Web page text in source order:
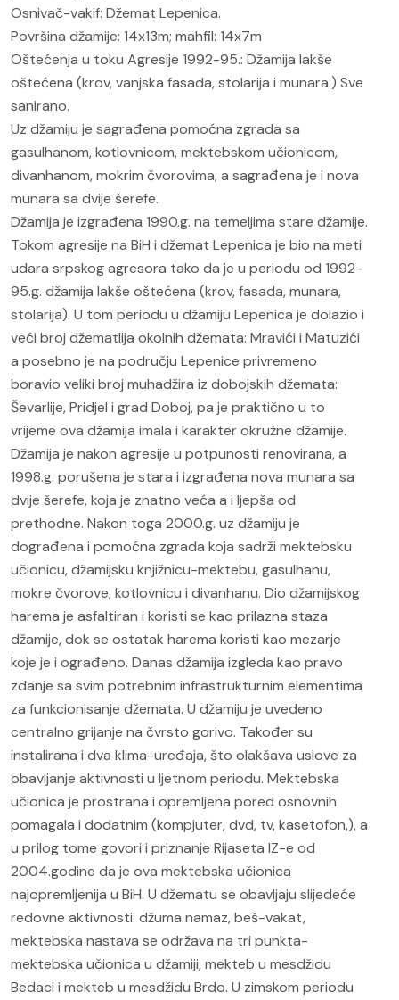
Osnivač-vakif: Džemat Lepenica.
Površina džamije: 14x13m; mahfil: 14x7m
Oštećenja u toku Agresije 1992-95.: Džamija lakše
oštećena (krov, vanjska fasada, stolarija i munara.) Sve
sanirano.
Uz džamiju je sagrađena pomoćna zgrada sa
gasulhanom, kotlovnicom, mektebskom učionicom,
divanhanom, mokrim čvorovima, a sagrađena je i nova
munara sa dvije šerefe.
Džamija je izgrađena 1990.g. na temeljima stare džamije.
Tokom agresije na BiH i džemat Lepenica je bio na meti
udara srpskog agresora tako da je u periodu od 1992-
95.g. džamija lakše oštećena (krov, fasada, munara,
stolarija). U tom periodu u džamiju Lepenica je dolazio i
veći broj džematlija okolnih džemata: Mravići i Matuzići
a posebno je na području Lepenice privremeno
boravio veliki broj muhadžira iz dobojskih džemata:
Ševarlije, Pridjel i grad Doboj, pa je praktično u to
vrijeme ova džamija imala i karakter okružne džamije.
Džamija je nakon agresije u potpunosti renovirana, a
1998.g. porušena je stara i izgrađena nova munara sa
dvije šerefe, koja je znatno veća a i ljepša od
prethodne. Nakon toga 2000.g. uz džamiju je
dograđena i pomoćna zgrada koja sadrži mektebsku
učionicu, džamijsku knjižnicu-mektebu, gasulhanu,
mokre čvorove, kotlovnicu i divanhanu. Dio džamijskog
harema je asfaltiran i koristi se kao prilazna staza
džamije, dok se ostatak harema koristi kao mezarje
koje je i ograđeno. Danas džamija izgleda kao pravo
zdanje sa svim potrebnim infrastrukturnim elementima
za funkcionisanje džemata. U džamiju je uvedeno
centralno grijanje na čvrsto gorivo. Također su
instalirana i dva klima-uređaja, što olakšava uslove za
obavljanje aktivnosti u ljetnom periodu. Mektebska
učionica je prostrana i opremljena pored osnovnih
pomagala i dodatnim (kompjuter, dvd, tv, kasetofon,), a
u prilog tome govori i priznanje Rijaseta IZ-e od
2004.godine da je ova mektebska učionica
najopremljenija u BiH. U džematu se obavljaju slijedeće
redovne aktivnosti: džuma namaz, beš-vakat,
mektebska nastava se održava na tri punkta-
mektebska učionica u džamiji, mekteb u mesdžidu
Bedaci i mekteb u mesdžidu Brdo. U zimskom periodu